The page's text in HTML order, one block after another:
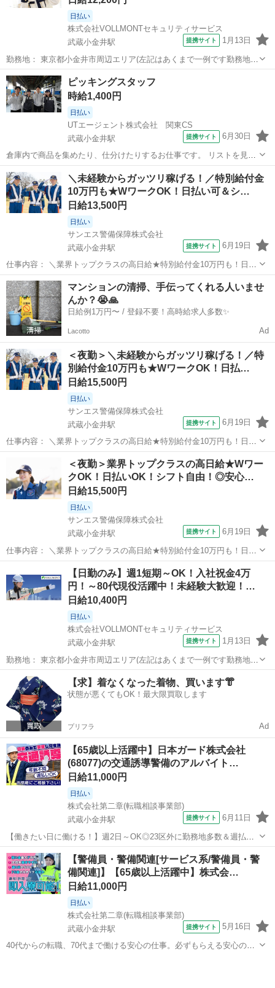
日払い
株式会社VOLLMONTセキュリティサービス
武蔵小金井駅
提携サイト 1月13日
勤務地： 東京都小金井市周辺エリア(左記はあくまで一例です勤務地多
数あり) 武蔵小金井駅 徒歩5分 ／ 東小金井駅 徒歩5分 ／ 新小金井駅
東京 小金井市 武蔵小金井駅
ピッキングスタッフ
時給1,400円
日払い
UTエージェント株式会社 関東CS
武蔵小金井駅
提携サイト 6月30日
倉庫内で商品を集めたり、仕分けたりするお仕事です。 リストを見な
がら必要な商品を集めるだけなので、未経験でも始めやすいのが魅
力！体を動かしながら働きたい方にもおすすめです。 ほかにもこんな
お仕事をご紹介！ ・製造 ・軽作...
東京 武蔵小金井駅 仕分け
＼未経験からガッツリ稼げる！／特別給付金
10万円も★WワークOK！日払い可＆シ…
日給13,500円
日払い
サンエス警備保障株式会社
武蔵小金井駅
提携サイト 6月19日
仕事内容： ＼業界トップクラスの高日給★特別給付金10万円も！日払
い可＆シフト自由／ とにかく日給が良い！！高日給で安心・安定の暮
らし♪月収30万円以上も可能！ ▼おシゴトの内容はとってもカンタ
ン！ 歩道や道路での誘導・案...
東京 小金井市 武蔵小金井駅 警備員
マンションの清掃、手伝ってくれる人いませ
んか？😭🙏
日給例1万円〜 / 登録不要！高時給求人多数✨
Lacotto Ad
＜夜勤＞＼未経験からガッツリ稼げる！／特
別給付金10万円も★WワークOK！日払…
日給15,500円
日払い
サンエス警備保障株式会社
武蔵小金井駅
提携サイト 6月19日
仕事内容： ＼業界トップクラスの高日給★特別給付金10万円も！日払
い可＆シフト自由／ とにかく日給が良い！！高日給で安心・安定の暮
らし♪月収30万円以上も可能！ ▼おシゴトの内容はとってもカンタ
ン！ 歩道や道路での誘導・案...
武蔵小金井駅 警備員
＜夜勤＞業界トップクラスの高日給★Wワー
クOK！日払いOK！シフト自由！◎安心…
日給15,500円
日払い
サンエス警備保障株式会社
武蔵小金井駅
提携サイト 6月19日
仕事内容： ＼業界トップクラスの高日給★特別給付金10万円も！日払
い可＆シフト自由／ とにかく日給が良い！！高日給で安心・安定の暮
らし♪月収30万円以上も可能！ ▼おシゴトの内容はとってもカンタ
ン！ 歩道や道路での誘導・案...
小金井市 武蔵小金井駅 警備員
【日勤のみ】週1短期～OK！入社祝金4万
円！～80代現役活躍中！未経験大歓迎！…
日給10,400円
日払い
株式会社VOLLMONTセキュリティサービス
武蔵小金井駅
提携サイト 1月13日
勤務地： 東京都小金井市周辺エリア(左記はあくまで一例です勤務地多
数あり) 武蔵小金井駅 徒歩5分 ／ 東小金井駅 徒歩5分 ／ 新小金井駅
徒歩5分 週勤務日時： 週1日~ 09:00〜18:00 雇用形態： パート...
東京 小金井市 武蔵小金井駅 警備員
【求】着なくなった着物、買います👘
状態が悪くてもOK！最大限買取します
プリフラ Ad
【65歳以上活躍中】日本ガード株式会社
(68077)の交通誘導警備のアルバイト…
日給11,000円
日払い
株式会社第二章(転職相談事業部)
武蔵小金井駅
提携サイト 6月11日
【働きたい日に働ける！】週2日～OK◎23区外に勤務地多数＆週払い
対応！ 早上がりになった場合も日給保証あり！ お給料が減る心配なく
働けます♪ 週2日からの自由シフト☆ 【職務内容】 イベント会場や催
事、工事現場などでの...
東京 小金井市 武蔵小金井駅 警備員
【警備員・警備関連[サービス系/警備員・警
備関連]】【65歳以上活躍中】株式会…
日給11,000円
日払い
株式会社第二章(転職相談事業部)
武蔵小金井駅
提携サイト 5月16日
40代からの転職、70代まで働ける安心の仕事。必ずもらえる安心の収